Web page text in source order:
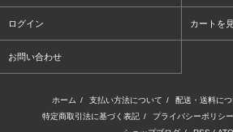
ログイン カートを
お問い合わせ
ホーム / 支払い方法について / 配送・送料につ
特定商取引法に基づく表記 / プライバシーポリシー